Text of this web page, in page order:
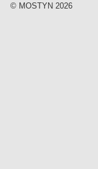
© MOSTYN 2026